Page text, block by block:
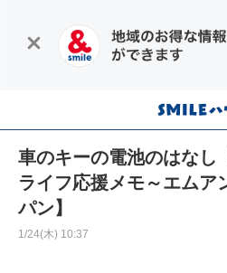
車のキーの電池のはなし
ライフ応援メモ～エムア
パン】
1/24(木) 10:37